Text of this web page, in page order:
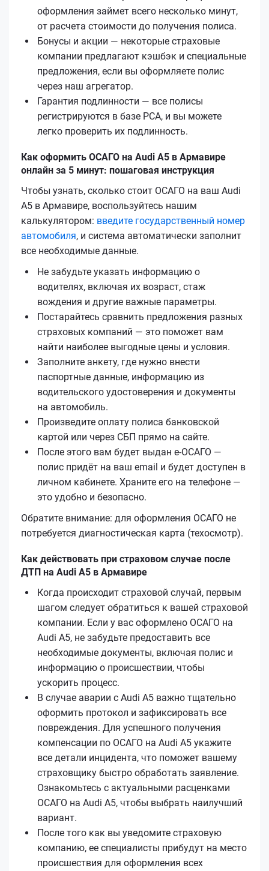
оформления займет всего несколько минут,
от расчета стоимости до получения полиса.
Бонусы и акции — некоторые страховые
компании предлагают кэшбэк и специальные
предложения, если вы оформляете полис
через наш агрегатор.
Гарантия подлинности — все полисы
регистрируются в базе РСА, и вы можете
легко проверить их подлинность.
Как оформить ОСАГО на Audi A5 в Армавире
онлайн за 5 минут: пошаговая инструкция
Чтобы узнать, сколько стоит ОСАГО на ваш Audi
A5 в Армавире, воспользуйтесь нашим
калькулятором: введите государственный номер
автомобиля, и система автоматически заполнит
все необходимые данные.
Не забудьте указать информацию о
водителях, включая их возраст, стаж
вождения и другие важные параметры.
Постарайтесь сравнить предложения разных
страховых компаний — это поможет вам
найти наиболее выгодные цены и условия.
Заполните анкету, где нужно внести
паспортные данные, информацию из
водительского удостоверения и документы
на автомобиль.
Произведите оплату полиса банковской
картой или через СБП прямо на сайте.
После этого вам будет выдан е‑ОСАГО —
полис придёт на ваш email и будет доступен в
личном кабинете. Храните его на телефоне —
это удобно и безопасно.
Обратите внимание: для оформления ОСАГО не
потребуется диагностическая карта (техосмотр).
Как действовать при страховом случае после
ДТП на Audi A5 в Армавире
Когда происходит страховой случай, первым
шагом следует обратиться к вашей страховой
компании. Если у вас оформлено ОСАГО на
Audi A5, не забудьте предоставить все
необходимые документы, включая полис и
информацию о происшествии, чтобы
ускорить процесс.
В случае аварии с Audi A5 важно тщательно
оформить протокол и зафиксировать все
повреждения. Для успешного получения
компенсации по ОСАГО на Audi A5 укажите
все детали инцидента, что поможет вашему
страховщику быстро обработать заявление.
Ознакомьтесь с актуальными расценками
ОСАГО на Audi A5, чтобы выбрать наилучший
вариант.
После того как вы уведомите страховую
компанию, ее специалисты прибудут на место
происшествия для оформления всех